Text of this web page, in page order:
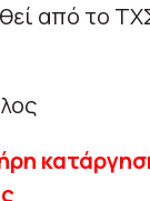
από το